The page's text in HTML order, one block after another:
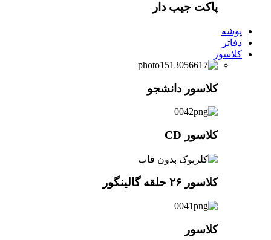
پاکت جیب دار
پوشه
دفاتر
کلاسور
کلاسور دانشجو
کلاسور CD
کلاسور ۲۶ حلقه گالینگور
کلاسور